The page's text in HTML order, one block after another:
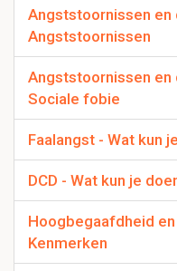
Angststoornissen en
Angststoornissen
Angststoornissen en
Sociale fobie
Faalangst - Wat kun
DCD - Wat kun je
Hoogbegaafdheid
Kenmerken